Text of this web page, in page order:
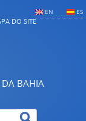
EN ES
DO SITE
DA BAHIA